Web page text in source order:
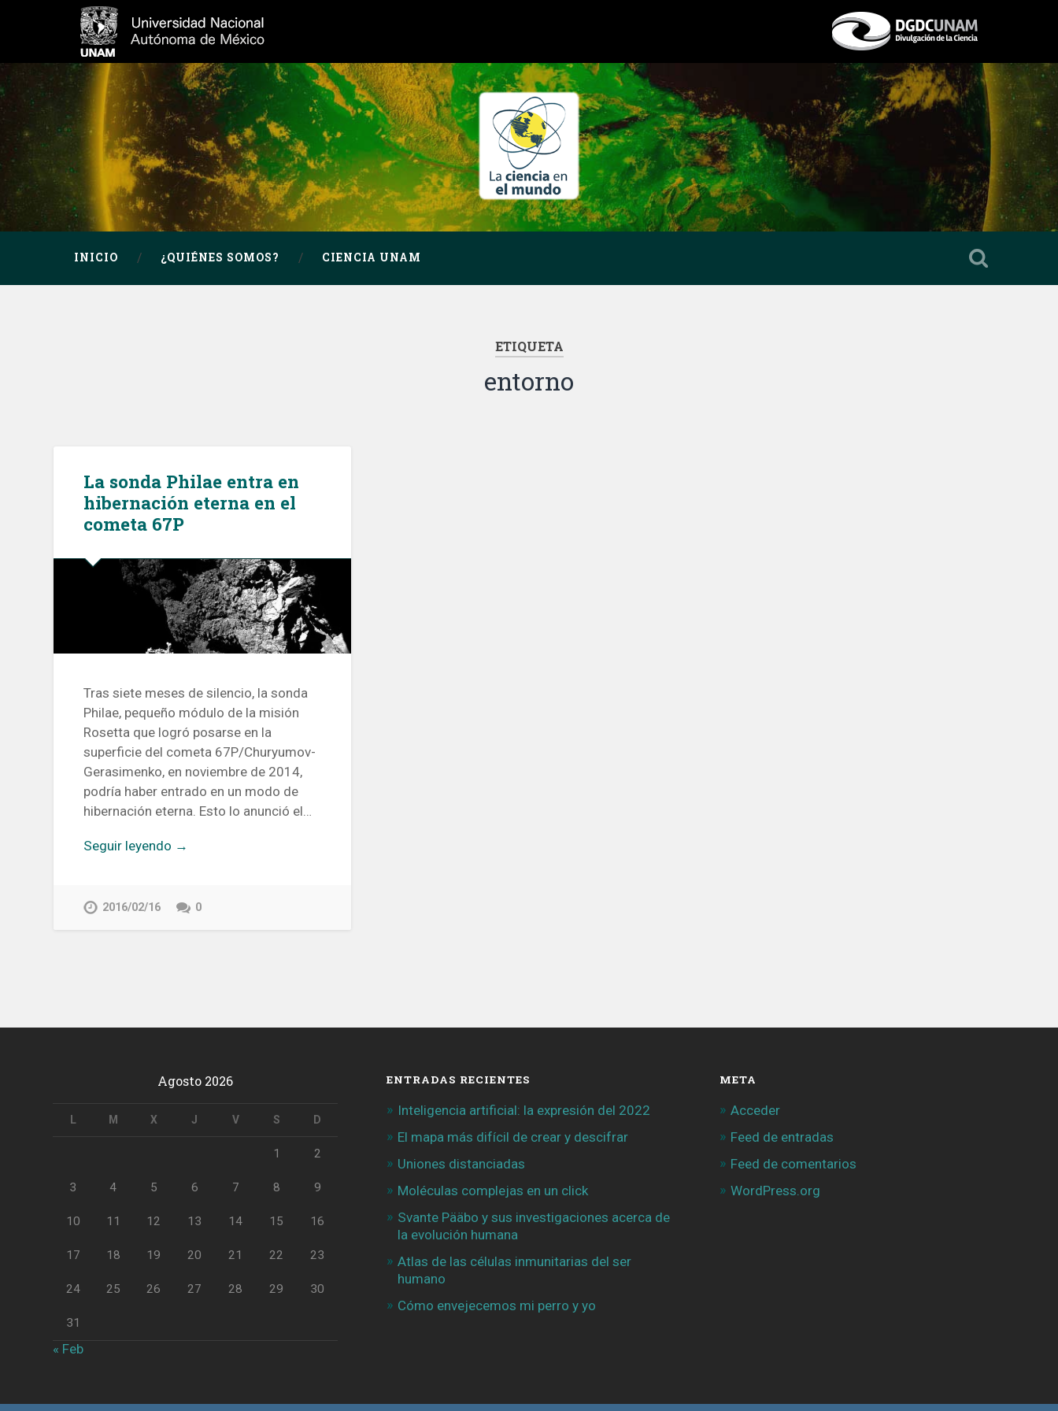
INICIO ¿QUIÉNES SOMOS? CIENCIA UNAM
ETIQUETA
entorno
La sonda Philae entra en
hibernación eterna en el
cometa 67P
Tras siete meses de silencio, la sonda
Philae, pequeño módulo de la misión
Rosetta que logró posarse en la
superficie del cometa 67P/Churyumov-
Gerasimenko, en noviembre de 2014,
podría haber entrado en un modo de
hibernación eterna. Esto lo anunció el…
Seguir leyendo →
2016/02/16 0
Agosto 2026
L M X J V S D
1 2
3 4 5 6 7 8 9
10 11 12 13 14 15 16
17 18 19 20 21 22 23
24 25 26 27 28 29 30
31
« Feb
ENTRADAS RECIENTES
Inteligencia artificial: la expresión del 2022
El mapa más difícil de crear y descifrar
Uniones distanciadas
Moléculas complejas en un click
Svante Pääbo y sus investigaciones acerca de
la evolución humana
Atlas de las células inmunitarias del ser
humano
Cómo envejecemos mi perro y yo
META
Acceder
Feed de entradas
Feed de comentarios
WordPress.org